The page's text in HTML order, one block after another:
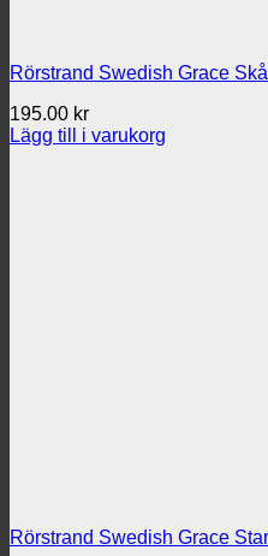
Rörstrand Swedish Grace
195.00 kr
Lägg till i varukorg
Rörstrand Swedish Grace